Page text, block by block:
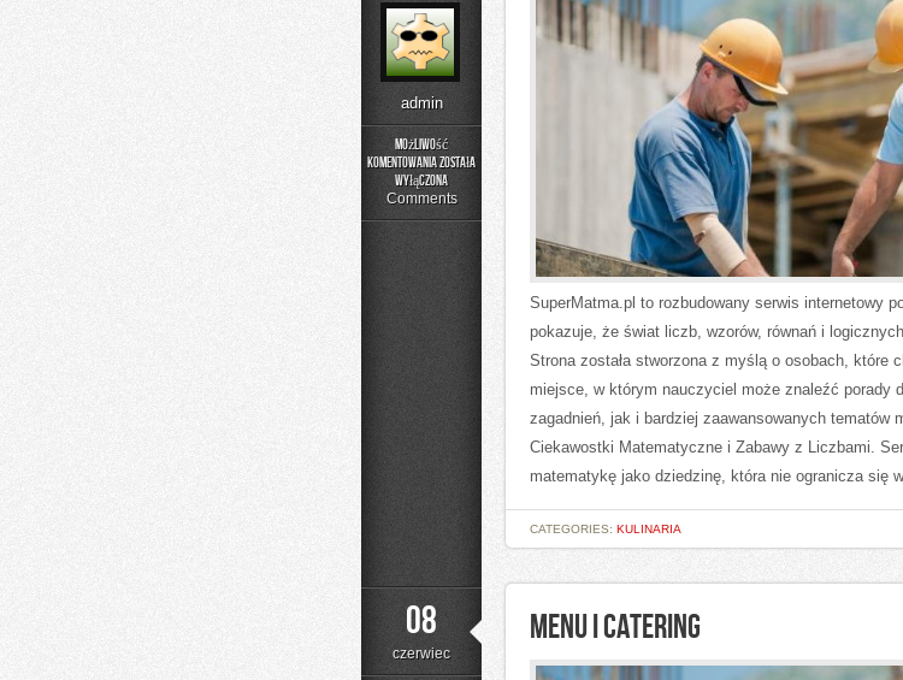
admin
Możliwość
komentowania
Podstawy
Matematyki
została
wyłączona
Comments
SuperMatma.pl to rozbudowany serwis internetowy
pokazuje, że świat liczb, wzorów, równań i
Strona została stworzona z myślą o osobach, które
miejsce, w którym nauczyciel może znaleźć porady
zagadnień, jak i bardziej zaawansowanych tematów
Ciekawostki Matematyczne i Zabawy z Liczbami.
matematykę jako dziedzinę, która nie ogranicza się
CATEGORIES: KULINARIA
08
czerwiec
MENU I CATERING